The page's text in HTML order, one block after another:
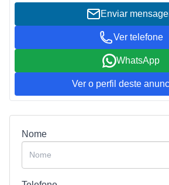
Enviar
Ver telefone
WhatsApp
Ver o perfil deste
Nome